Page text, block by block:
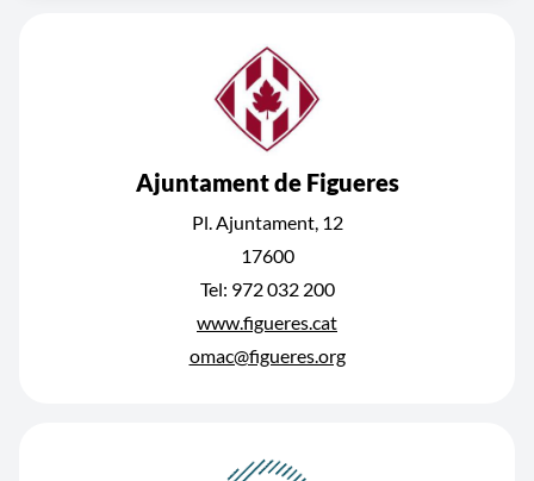
Ajuntament de Figueres
Pl. Ajuntament, 12
17600
Tel: 972 032 200
www.figueres.cat
omac@figueres.org